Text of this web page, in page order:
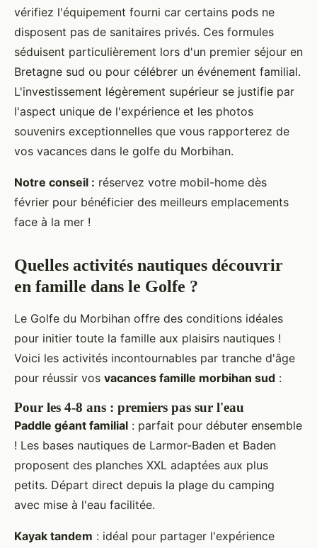
vérifiez l'équipement fourni car certains pods ne
disposent pas de sanitaires privés. Ces formules
séduisent particulièrement lors d'un premier séjour en
Bretagne sud ou pour célébrer un événement familial.
L'investissement légèrement supérieur se justifie par
l'aspect unique de l'expérience et les photos
souvenirs exceptionnelles que vous rapporterez de
vos vacances dans le golfe du Morbihan.
Notre conseil : réservez votre mobil-home dès
février pour bénéficier des meilleurs emplacements
face à la mer !
Quelles activités nautiques découvrir
en famille dans le Golfe ?
Le Golfe du Morbihan offre des conditions idéales
pour initier toute la famille aux plaisirs nautiques !
Voici les activités incontournables par tranche d'âge
pour réussir vos vacances famille morbihan sud :
Pour les 4-8 ans : premiers pas sur l'eau
Paddle géant familial : parfait pour débuter ensemble
! Les bases nautiques de Larmor-Baden et Baden
proposent des planches XXL adaptées aux plus
petits. Départ direct depuis la plage du camping
avec mise à l'eau facilitée.
Kayak tandem : idéal pour partager l'expérience